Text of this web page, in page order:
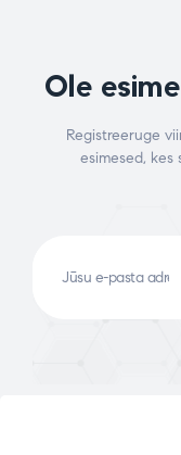
Ole
Registreeruge
esimesed,